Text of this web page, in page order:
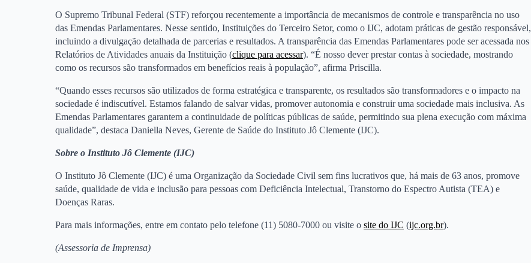
O Supremo Tribunal Federal (STF) reforçou recentemente a importância de mecanismos de controle e transparência no uso
das Emendas Parlamentares. Nesse sentido, Instituições do Terceiro Setor, como o IJC, adotam práticas de gestão responsável,
incluindo a divulgação detalhada de parcerias e resultados. A transparência das Emendas Parlamentares pode ser acessada nos
Relatórios de Atividades anuais da Instituição (clique para acessar). “É nosso dever prestar contas à sociedade, mostrando
como os recursos são transformados em benefícios reais à população”, afirma Priscilla.
“Quando esses recursos são utilizados de forma estratégica e transparente, os resultados são transformadores e o impacto na
sociedade é indiscutível. Estamos falando de salvar vidas, promover autonomia e construir uma sociedade mais inclusiva. As
Emendas Parlamentares garantem a continuidade de políticas públicas de saúde, permitindo sua plena execução com máxima
qualidade”, destaca Daniella Neves, Gerente de Saúde do Instituto Jô Clemente (IJC).
Sobre o Instituto Jô Clemente (IJC)
O Instituto Jô Clemente (IJC) é uma Organização da Sociedade Civil sem fins lucrativos que, há mais de 63 anos, promove
saúde, qualidade de vida e inclusão para pessoas com Deficiência Intelectual, Transtorno do Espectro Autista (TEA) e
Doenças Raras.
Para mais informações, entre em contato pelo telefone (11) 5080-7000 ou visite o site do IJC (ijc.org.br).
(Assessoria de Imprensa)